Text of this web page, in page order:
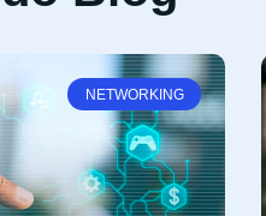
NETWORKING